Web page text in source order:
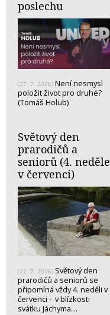
poslechu
(27. 7. 2026) Není nesmysl
položit život pro druhé?
(Tomáš Holub)
Světový den
prarodičů a
seniorů (4. neděle
v červenci)
(22. 7. 2026) Světový den
prarodičů a seniorů se
připomíná vždy 4. neděli v
červenci - v blízkosti
svátku Jáchyma…